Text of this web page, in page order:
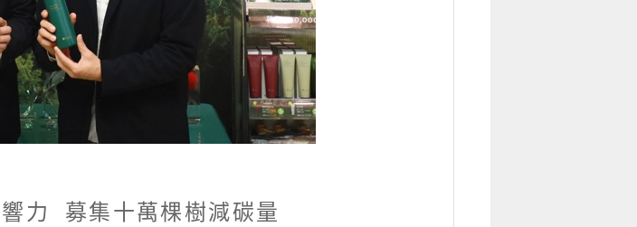
力 募集十萬棵樹減碳量